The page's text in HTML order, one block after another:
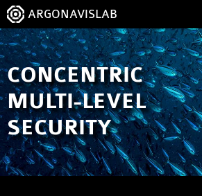
ARGONAVISLAB
CONCENTRIC
MULTI-LEVEL
SECURITY